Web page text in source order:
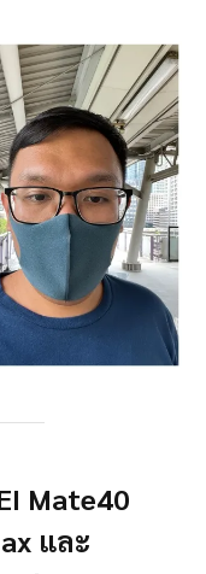
Mate40
และ